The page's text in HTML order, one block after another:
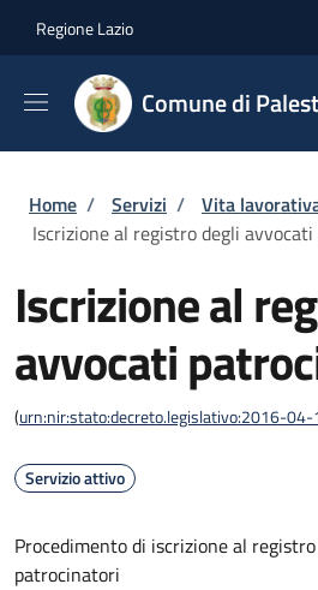
Regione Lazio
Comune di
Briciole di pane
Home / Servizi / Vita
Iscrizione al registro degli
Iscrizione al
avvocati
(urn:nir:stato:decreto.legislativo:2016-
Servizio attivo
Procedimento di iscrizione al
patrocinatori